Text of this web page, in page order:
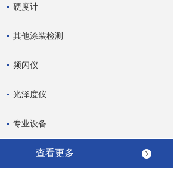
硬度计
其他涂装检测
频闪仪
光泽度仪
专业设备
查看更多